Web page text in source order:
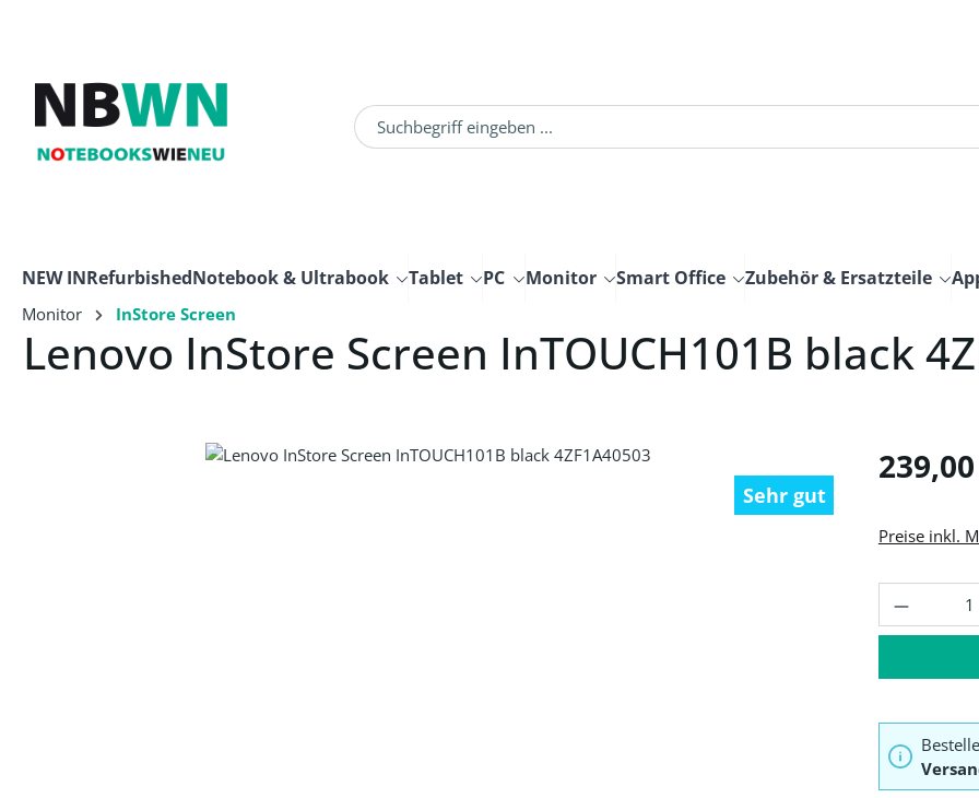
NEW INRefurbishedNotebook & Ultrabook Tablet PC Monitor Smart Office Zubehör & Ersatzteile
Monitor InStore Screen
Lenovo InStore Screen InTOUCH101B black
Bildergalerie überspringen
Sehr gut
Regulärer
Preise inkl.